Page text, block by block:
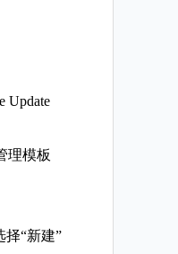
Update
理模板
择“新建”